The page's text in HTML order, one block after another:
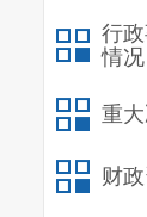
行
情况
重
财